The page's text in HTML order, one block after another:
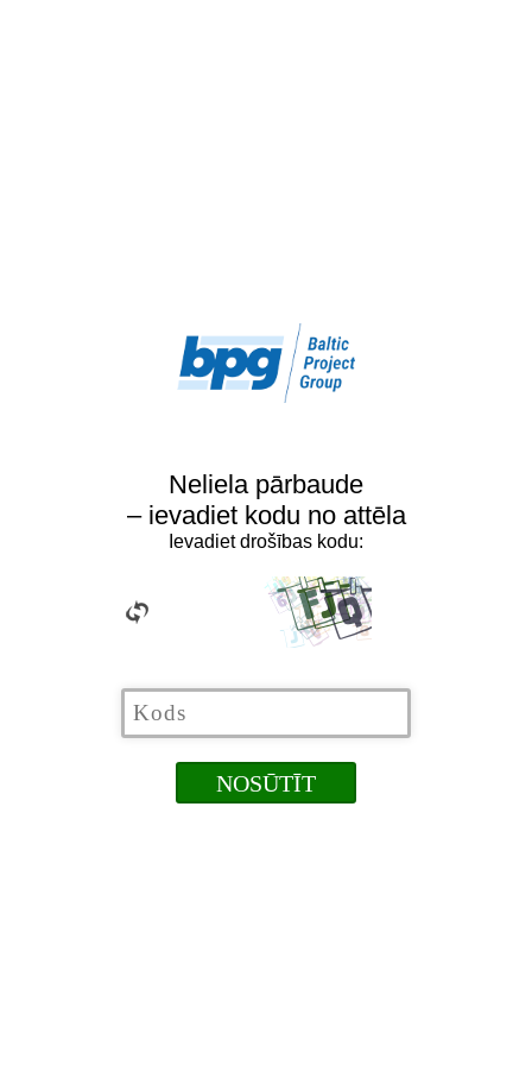
Neliela pārbaude
– ievadiet kodu no attēla
Ievadiet drošības kodu: